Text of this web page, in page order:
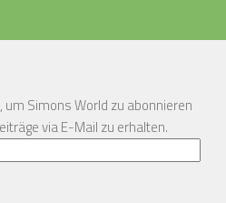
Simons World zu abonnieren
via E-Mail zu erhalten.